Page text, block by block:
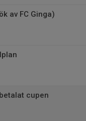
av FC Ginga)
cupen